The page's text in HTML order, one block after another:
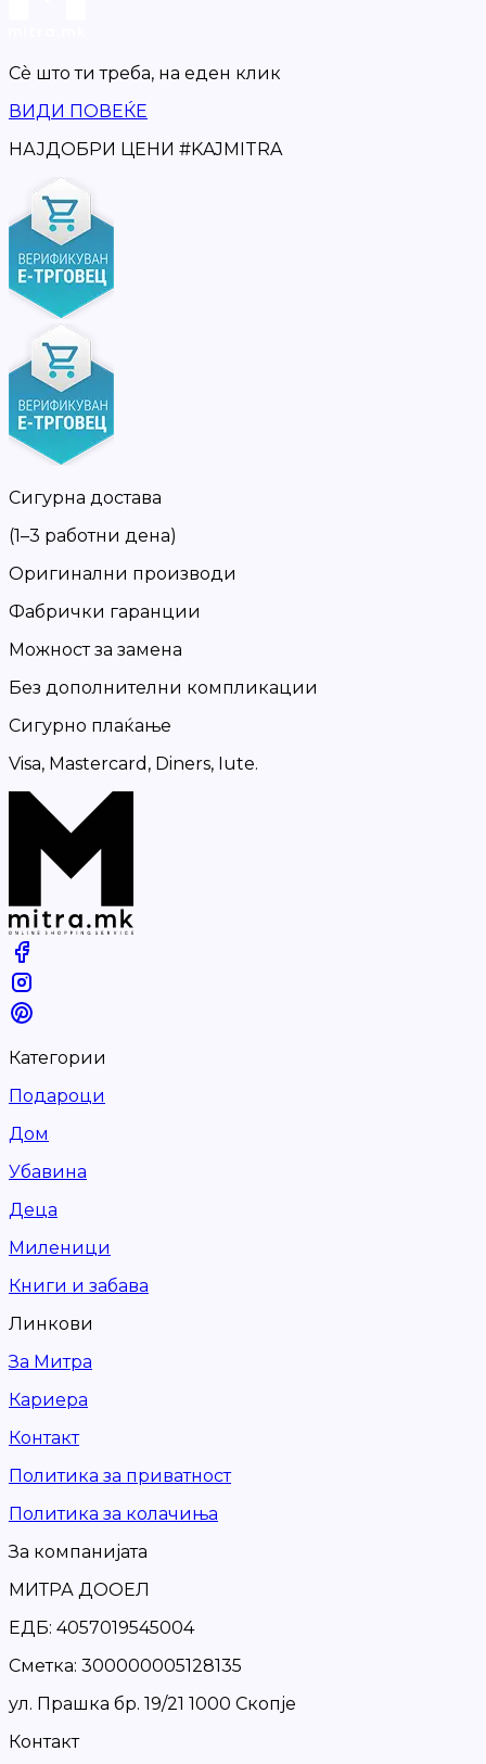
Сè што ти треба, на еден клик
ВИДИ ПОВЕЌЕ
НАЈДОБРИ ЦЕНИ #KAJMITRA
Сигурна достава
(1–3 работни дена)
Оригинални производи
Фабрички гаранции
Можност за замена
Без дополнителни компликации
Сигурно плаќање
Visa, Mastercard, Diners, Iute.
Категории
Подароци
Дом
Убавина
Деца
Миленици
Книги и забава
Линкови
За Митра
Кариера
Контакт
Политика за приватност
Политика за колачиња
За компанијата
МИТРА ДООЕЛ
ЕДБ: 4057019545004
Сметка: 300000005128135
ул. Прашка бр. 19/21 1000 Скопје
Контакт